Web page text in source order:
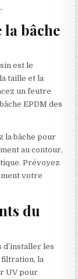
la bâche
est le
taille et la
un feutre
EPDM des
la bâche pour
au contour,
Prévoyez
votre
du
d’installer les
filtration, la
UV pour